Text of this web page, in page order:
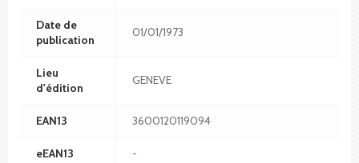
Date de
publication
01/01/1973
Lieu
d'édition
GENEVE
EAN13 3600120119094
eEAN13 -